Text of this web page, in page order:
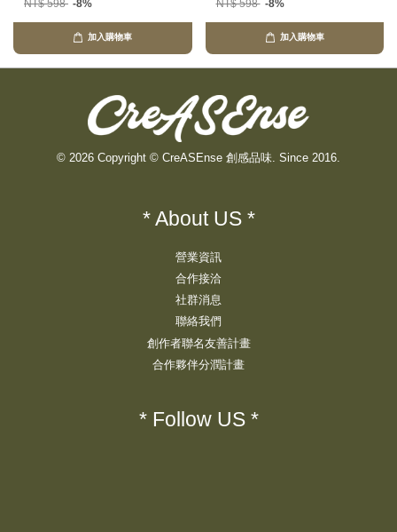
NT$ 598 -8%
加入購物車
NT$ 598 -8%
加入購物車
© 2026 Copyright © CreASEnse 創感品味. Since 2016.
* About US *
營業資訊
合作接洽
社群消息
聯絡我們
創作者聯名友善計畫
合作夥伴分潤計畫
* Follow US *